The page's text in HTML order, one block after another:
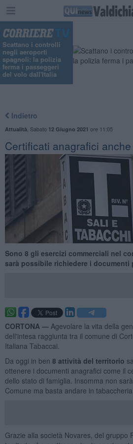
Scattano i controlli
negli aeroporti
spagnoli: la polizia
ferma i passeggeri
del volo dall'Italia
Indietro
Attualità Sabato 12 Giugno 2021 ore 11:05
Certificati anagrafici
Sono 8 gli esercizi commerciali nel
sarà possibile richiedere i documenti
CORTONA — Agevolare la vita della
dell'intesa raggiunta tra il comune di
Italiana Tabaccai.
Da oggi in ben 8 attività del territorio
ottenere i documenti anagrafici come il
dello stato di famiglia. Insomma non
Comune ma basta andare in tabaccheria.
Grazie alla società Novares, del gruppo